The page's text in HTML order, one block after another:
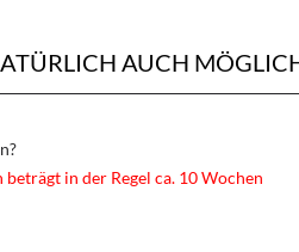
AUCH
in der Regel ca. 10 Wochen